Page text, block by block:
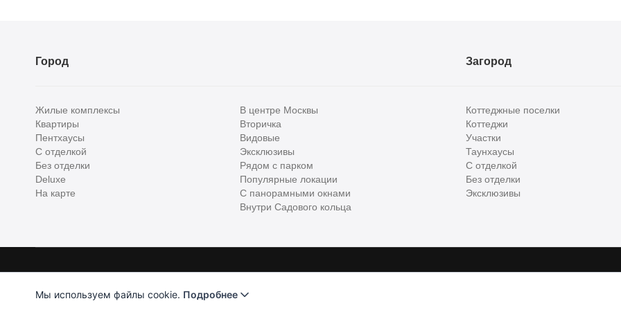
Город
Жилые комплексы
Квартиры
Пентхаусы
С отделкой
Без отделки
Deluxe
На карте
В центре Москвы
Вторичка
Видовые
Эксклюзивы
Рядом с парком
Популярные локации
С панорамными окнами
Внутри Садового кольца
Загород
Коттеджные поселки
Коттеджи
Участки
Таунхаусы
С отделкой
Без отделки
Эксклюзивы
Хантер. Оплачивая услуги, вы принимаете
Лицензионное соглашение
Мы используем файлы cookie. Подробнее